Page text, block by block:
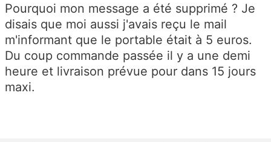
Pourquoi mon message a été supprimé ? Je
disais que moi aussi j'avais reçu le mail
m'informant que le portable était à 5 euros.
Du coup commande passée il y a une demi
heure et livraison prévue pour dans 15 jours
maxi.